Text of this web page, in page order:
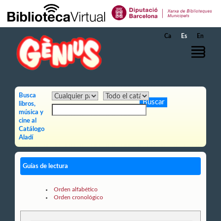
Saltar al contenido principal
Ca Es En
Busca
libros,
música y
cine al
Catálogo
Aladí
Guías de lectura
Orden alfabético
Orden cronológico